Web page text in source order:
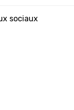
sociaux